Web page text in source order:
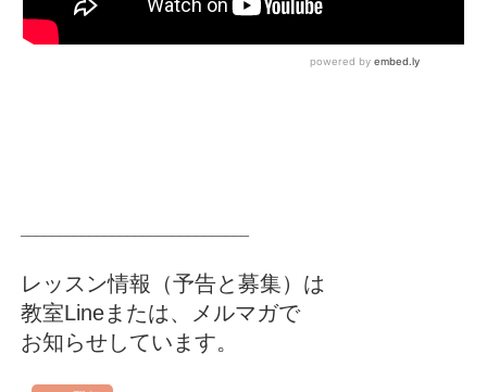
レッスン情報（予告と募集）は
教室Lineまたは、メルマガで
お知らせしています。